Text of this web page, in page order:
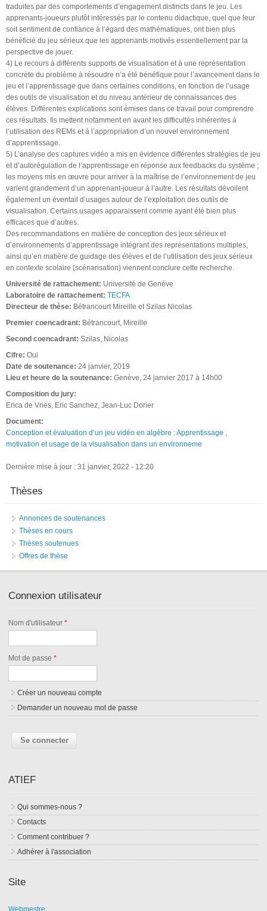
traduites par des comportements d’engagement distincts dans le jeu. Les
apprenants-joueurs plutôt intéressés par le contenu didactique, quel que leur
soit sentiment de confiance à l’égard des mathématiques, ont bien plus
bénéficié du jeu sérieux que les apprenants motivés essentiellement par la
perspective de jouer.
4) Le recours à différents supports de visualisation et à une représentation
concrète du problème à résoudre n’a été bénéfique pour l’avancement dans le
jeu et l’apprentissage que dans certaines conditions, en fonction de l’usage
des outils de visualisation et du niveau antérieur de connaissances des
élèves. Différentes explications sont émises dans ce travail pour comprendre
ces résultats. Ils mettent notamment en avant les difficultés inhérentes à
l’utilisation des REMs et à l’appropriation d’un nouvel environnement
d’apprentissage.
5) L’analyse des captures vidéo a mis en évidence différentes stratégies de jeu
et d’autorégulation de l’apprentissage en réponse aux feedbacks du système ;
les moyens mis en œuvre pour arriver à la maîtrise de l’environnement de jeu
varient grandement d’un apprenant-joueur à l’autre. Les résultats dévoilent
également un éventail d’usages autour de l’exploitation des outils de
visualisation. Certains usages apparaissent comme ayant été bien plus
efficaces que d’autres.
Des recommandations en matière de conception des jeux sérieux et
d’environnements d’apprentissage intégrant des représentations multiples,
ainsi qu’en matière de guidage des élèves et de l’utilisation des jeux sérieux
en contexte scolaire (scénarisation) viennent conclure cette recherche.
Université de rattachement: Université de Genève
Laboratoire de rattachement: TECFA
Directeur de thèse: Bétrancourt Mireille et Szilas Nicolas
Premier coencadrant: Bétrancourt, Mireille
Second coencadrant: Szilas, Nicolas
Cifre: Oui
Date de soutenance: 24 janvier, 2019
Lieu et heure de la soutenance: Genève, 24 janvier 2017 à 14h00
Composition du jury:
Erica de Vries, Eric Sanchez, Jean-Luc Dorier
Document:
Conception et évaluation d’un jeu vidéo en algèbre : Apprentissage ,
motivation et usage de la visualisation dans un environneme
Dernière mise à jour : 31 janvier, 2022 - 12:20
Thèses
Annonces de soutenances
Thèses en cours
Thèses soutenues
Offres de thèse
Connexion utilisateur
Nom d'utilisateur*
Mot de passe*
Créer un nouveau compte
Demander un nouveau mot de passe
ATIEF
Qui sommes-nous ?
Contacts
Comment contribuer ?
Adhérer à l'association
Site
Webmestre